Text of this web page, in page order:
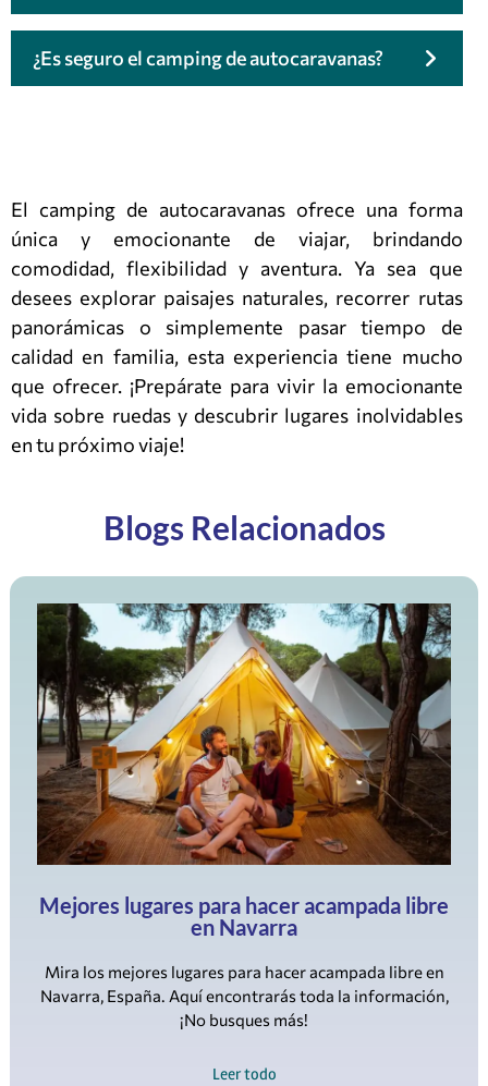
¿Es seguro el camping de autocaravanas?
El camping de autocaravanas ofrece una forma
única y emocionante de viajar, brindando
comodidad, flexibilidad y aventura. Ya sea que
desees explorar paisajes naturales, recorrer rutas
panorámicas o simplemente pasar tiempo de
calidad en familia, esta experiencia tiene mucho
que ofrecer. ¡Prepárate para vivir la emocionante
vida sobre ruedas y descubrir lugares inolvidables
en tu próximo viaje!
Blogs Relacionados
Mejores lugares para hacer acampada libre
en Navarra
Mira los mejores lugares para hacer acampada libre en
Navarra, España. Aquí encontrarás toda la información,
¡No busques más!
Leer todo